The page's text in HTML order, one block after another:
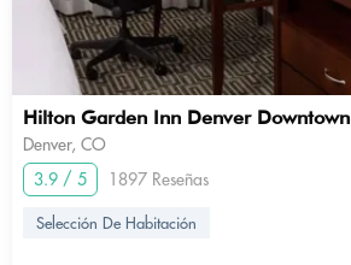
Hilton Garden Inn Denver Downtown
Denver, CO
3.9 / 5
1897 Reseñas
Selección De Habitación